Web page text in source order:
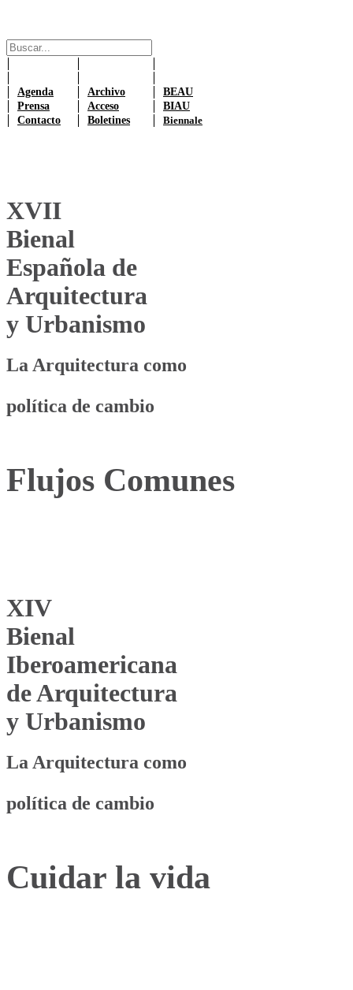
Agenda Archivo
BEAU
Prensa
Acceso
BIAU
Contacto
Boletines Biennale
XVII
Bienal
Española de
Arquitectura
y Urbanismo
La Arquitectura como
política de cambio
Flujos Comunes
XIV
Bienal
Iberoamericana
de Arquitectura
y Urbanismo
La Arquitectura como
política de cambio
Cuidar la vida